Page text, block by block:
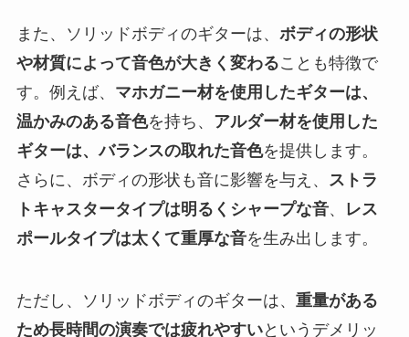
また、ソリッドボディのギターは、 ボディの形状
や材質によって音色が大きく変わることも特徴で
す。例えば、 マホガニー材を使用したギターは、
温かみのある音色を持ち、 アルダー材を使用した
ギターは、バランスの取れた音色を提供します。
さらに、ボディの形状も音に影響を与え、 ストラ
トキャスタータイプは明るくシャープな音、
レス
ポールタイプは太くて重厚な音を生み出します。
ただし、ソリッドボディのギターは、 重量がある
ため長時間の演奏では疲れやすいというデメリッ